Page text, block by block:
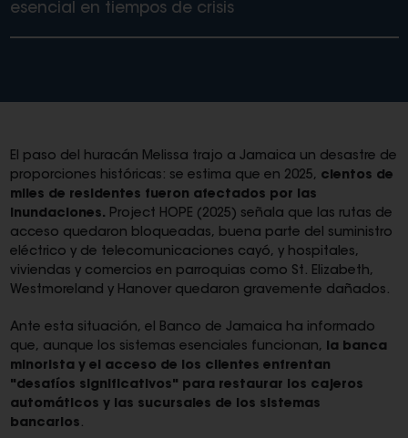
esencial en tiempos de crisis
El paso del huracán Melissa trajo a Jamaica un desastre de
proporciones históricas: se estima que en 2025, cientos de
miles de residentes fueron afectados por las
inundaciones. Project HOPE (2025) señala que las rutas de
acceso quedaron bloqueadas, buena parte del suministro
eléctrico y de telecomunicaciones cayó, y hospitales,
viviendas y comercios en parroquias como St. Elizabeth,
Westmoreland y Hanover quedaron gravemente dañados.
Ante esta situación, el Banco de Jamaica ha informado
que, aunque los sistemas esenciales funcionan, la banca
minorista y el acceso de los clientes enfrentan
"desafíos significativos" para restaurar los cajeros
automáticos y las sucursales de los sistemas
bancarios .